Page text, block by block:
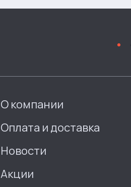
О компании
Оплата и доставка
Новости
Акции